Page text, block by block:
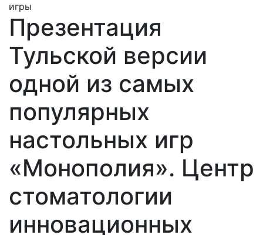
игры
Презентация
Тульской версии
одной из самых
популярных
настольных игр
«Монополия». Центр
cтоматологии
инновационных